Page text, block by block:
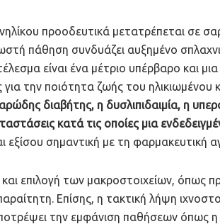
προοδευτικά μετατρέπεται σε
πάθηση συνδυάζει αυξημένο
είναι ένα μέτριο υπέρβαρο και
την ποιότητα ζωής του ηλικιωμένου
διαβήτης, η δυσλιπιδαιμία, η
κατά τις οποίες μια
εξίσου σημαντική με τη φαρμακευτική
επιλογή των μακροστοιχείων, όπως
Επίσης, η τακτική λήψη
την εμφάνιση παθήσεων όπως η